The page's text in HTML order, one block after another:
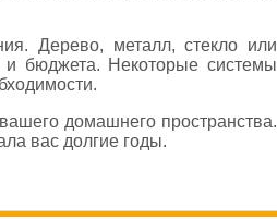
Дерево, металл, стекло или
и бюджета. Некоторые системы
домашнего пространства.
вас долгие годы.